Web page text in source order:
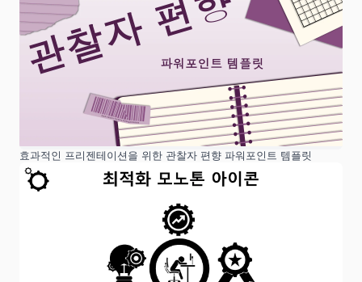
효과적인 프리젠테이션을 위한 관찰자 편향 파워포인트 템플릿